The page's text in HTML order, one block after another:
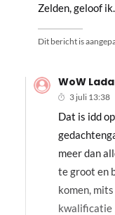
Zelden, geloof ik.
Dit bericht is
WoW
3 juli 13:38
Dat is idd
meer dan
te groot en
komen,
kwalificatie